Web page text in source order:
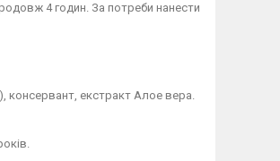
4 годин. За потреби нанести
консервант, екстракт Алое вера.